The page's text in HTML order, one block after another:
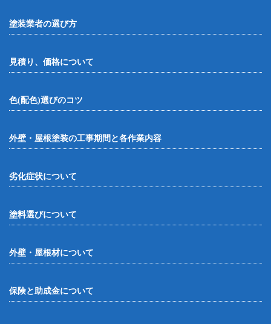
塗装業者の選び方
見積り、価格について
色(配色)選びのコツ
外壁・屋根塗装の工事期間と各作業内容
劣化症状について
塗料選びについて
外壁・屋根材について
保険と助成金について